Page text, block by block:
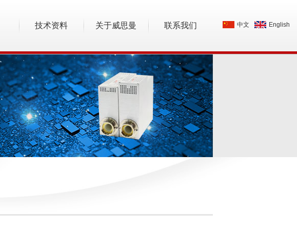
中文 English
技术资料 关于威思曼 联系我们